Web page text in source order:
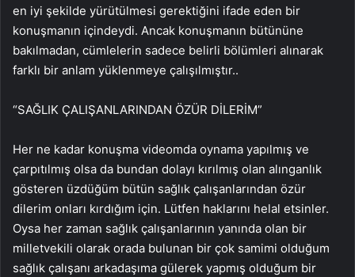
en iyi şekilde yürütülmesi gerektiğini ifade eden bir
konuşmanın içindeydi. Ancak konuşmanın bütününe
bakılmadan, cümlelerin sadece belirli bölümleri alınarak
farklı bir anlam yüklenmeye çalışılmıştır..
“SAĞLIK ÇALIŞANLARINDAN ÖZÜR DİLERİM”
Her ne kadar konuşma videomda oynama yapılmış ve
çarpıtılmış olsa da bundan dolayı kırılmış olan alınganlık
gösteren üzdüğüm bütün sağlık çalışanlarından özür
dilerim onları kırdığım için. Lütfen haklarını helal etsinler.
Oysa her zaman sağlık çalışanlarının yanında olan bir
milletvekili olarak orada bulunan bir çok samimi olduğum
sağlık çalışanı arkadaşıma gülerek yapmış olduğum bir